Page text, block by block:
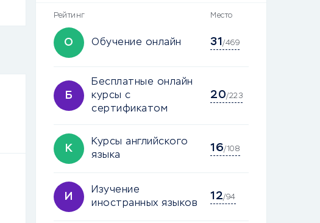
Рейтинг Место
О Обучение онлайн 31 /469
Б
Бесплатные онлайн
курсы с
сертификатом
20/223
К
Курсы английского
языка
16/108
И
Изучение
иностранных языков
12/94